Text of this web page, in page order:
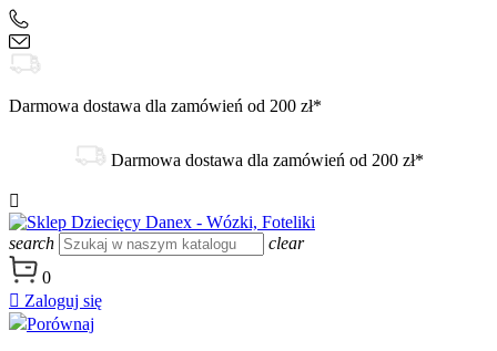
Darmowa dostawa dla zamówień od 200 zł*
Darmowa dostawa dla zamówień od 200 zł*

search
clear
0
 Zaloguj się
Porównaj